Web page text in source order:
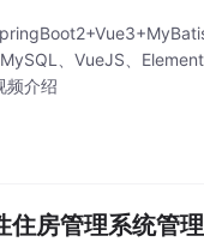
、VueJS、
频介绍
房管理系统管